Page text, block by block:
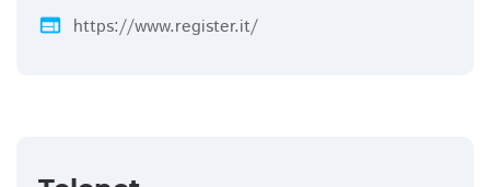
web https://www.register.it/